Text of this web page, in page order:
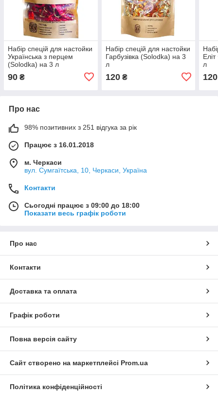
Набір спецій для настойки
Українська з перцем
(Solodka) на 3 л
90 ₴
Набір спецій для настойки
Гарбузівка (Solodka) на 3
л
120₴
л
120
Про нас
98% позитивних з 251 відгука за рік
Працює з 16.01.2018
м. Черкаси
вул. Сумгаїтська, 10, Черкаси, Україна
Контакти
Сьогодні працює з 09:00 до 18:00
Показати весь графік роботи
Про нас
Контакти
Доставка та оплата
Графік роботи
Повна версія сайту
Сайт створено на маркетплейсі Prom.ua
Політика конфіденційності